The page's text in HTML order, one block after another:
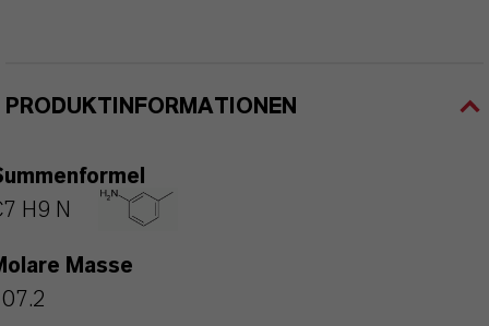
PRODUKTINFORMATIONEN
H9 N
Masse